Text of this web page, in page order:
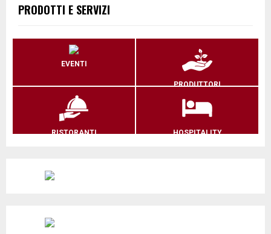
PRODOTTI E SERVIZI
EVENTI
PRODUTTORI
RISTORANTI HOSPITALITY